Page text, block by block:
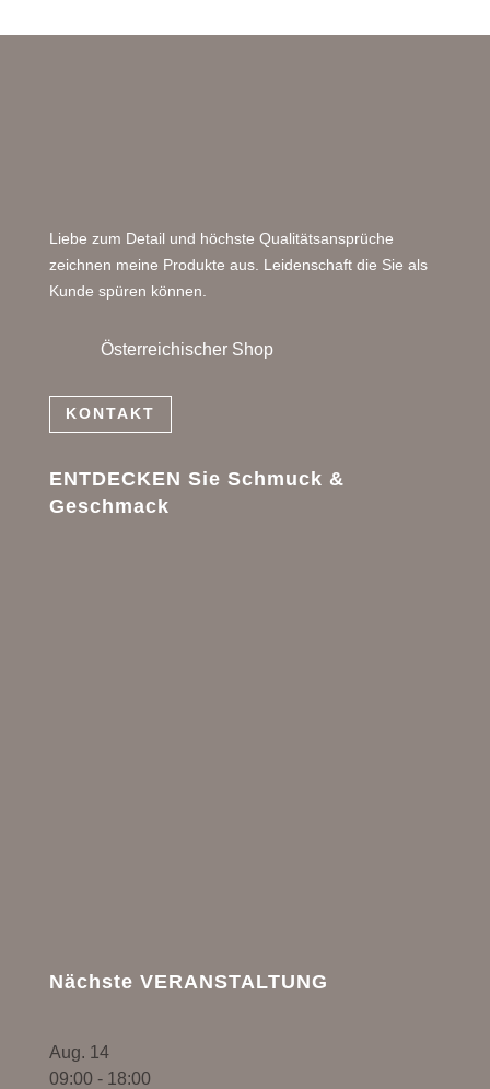
Liebe zum Detail und höchste Qualitätsansprüche
zeichnen meine Produkte aus. Leidenschaft die Sie als
Kunde spüren können.
Österreichischer Shop
KONTAKT
ENTDECKEN Sie Schmuck &
Geschmack
Nächste VERANSTALTUNG
Aug. 14
09:00 - 18:00